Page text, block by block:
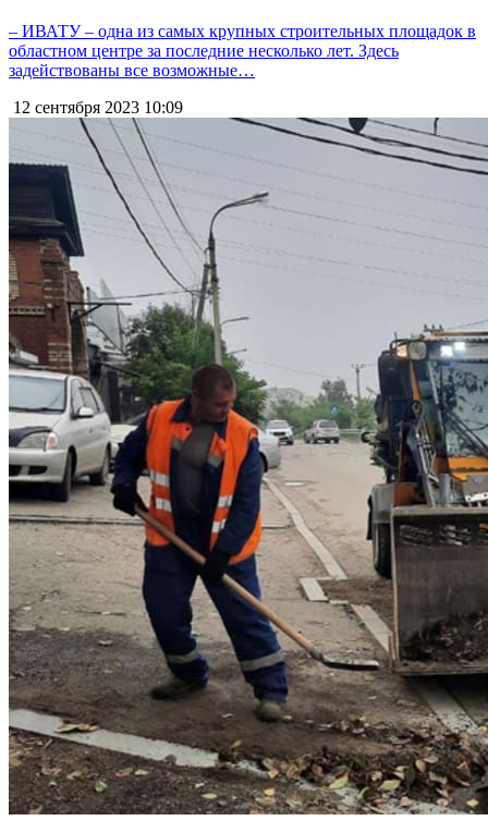
– ИВАТУ – одна из самых крупных строительных площадок в
областном центре за последние несколько лет. Здесь
задействованы все возможные…
12 сентября 2023 10:09